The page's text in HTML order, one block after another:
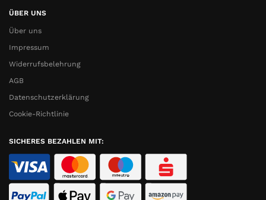
ÜBER UNS
Über uns
Impressum
Widerrufsbelehrung
AGB
Datenschutzerklärung
Cookie-Richtlinie
SICHERES BEZAHLEN MIT: